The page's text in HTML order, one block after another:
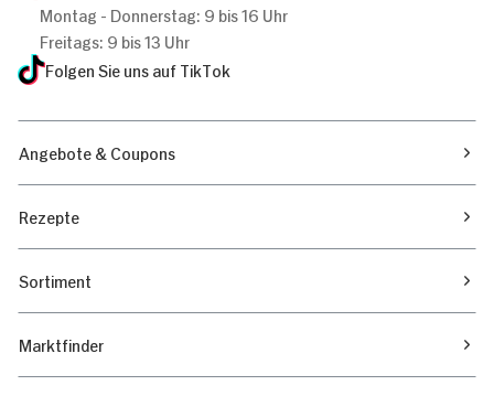
Montag - Donnerstag: 9 bis 16 Uhr
Freitags: 9 bis 13 Uhr
Folgen Sie uns auf TikTok
Angebote & Coupons
Rezepte
Sortiment
Marktfinder